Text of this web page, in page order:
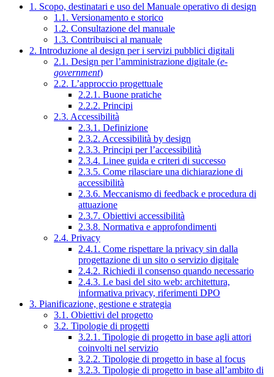
1. Scopo, destinatari e uso del Manuale operativo di design
1.1. Versionamento e storico
1.2. Consultazione del manuale
1.3. Contribuisci al manuale
2. Introduzione al design per i servizi pubblici digitali
2.1. Design per l’amministrazione digitale (e-
government)
2.2. L’approccio progettuale
2.2.1. Buone pratiche
2.2.2. Principi
2.3. Accessibilità
2.3.1. Definizione
2.3.2. Accessibilità by design
2.3.3. Principi per l’accessibilità
2.3.4. Linee guida e criteri di successo
2.3.5. Come rilasciare una dichiarazione di
accessibilità
2.3.6. Meccanismo di feedback e procedura di
attuazione
2.3.7. Obiettivi accessibilità
2.3.8. Normativa e approfondimenti
2.4. Privacy
2.4.1. Come rispettare la privacy sin dalla
progettazione di un sito o servizio digitale
2.4.2. Richiedi il consenso quando necessario
2.4.3. Le basi del sito web: architettura,
informativa privacy, riferimenti DPO
3. Pianificazione, gestione e strategia
3.1. Obiettivi del progetto
3.2. Tipologie di progetti
3.2.1. Tipologie di progetto in base agli attori
coinvolti nel servizio
3.2.2. Tipologie di progetto in base al focus
3.2.3. Tipologie di progetto in base all’ambito di